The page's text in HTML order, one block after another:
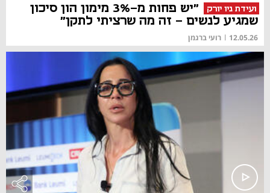
ועידת ניו יורק
"יש פחות מ-3% מימון הון סיכון
שמגיע לנשים - זה מה שרציתי לתקן"
12.05.26
| רועי ברגמן